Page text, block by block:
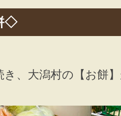
◇
き、大潟村の【お餅